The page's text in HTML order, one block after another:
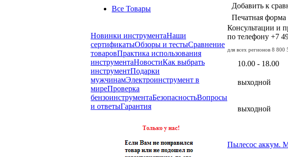
Все Товары
Новинки инструментаНаши
сертификатыОбзоры и тестыСравнение
товаровПрактика использования
инструментаНовостиКак выбрать
инструментПодарки
мужчинамЭлектроинструмент в
миреПроверка
бензоинструментаБезопасностьВопросы
и ответыГарантия
Добавить к
Печатная форма
Консультации и
по телефону +7
для всех регионов 8 800
10.00 - 18.00
выходной
выходной
Пылесос аккум.